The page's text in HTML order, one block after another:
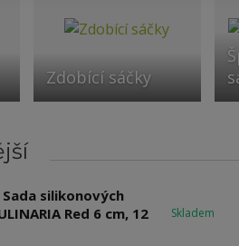
Zdobící sáčky
Sada silikonových
Red 6 cm, 12
Skladem